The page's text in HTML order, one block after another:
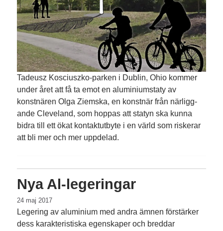
Tadeusz Kosciuszko-parken i Dublin, Ohio kommer
under året att få ta emot en alumini­umstaty av
konstnären Olga Ziemska, en konstnär från när­ligg­
ande Cleveland, som hoppas att statyn ska kunna
bidra till ett ökat kontaktutbyte i en värld som riskerar
att bli mer och mer uppdel­ad.
Nya Al-legeringar
24 maj 2017
Legering av aluminium med andra ämnen förstärker
dess karakteristiska egenskaper och breddar